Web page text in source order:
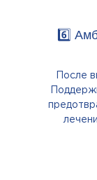
6️⃣
После